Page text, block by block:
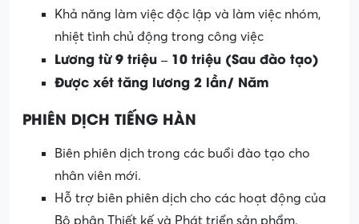
Khả năng làm việc độc lập và làm việc nhóm,
nhiệt tình chủ động trong công việc
Lương từ 9 triệu – 10 triệu (Sau đào tạo)
Được xét tăng lương 2 lần/ Năm
PHIÊN DỊCH TIẾNG HÀN
Biên phiên dịch trong các buổi đào tạo cho
nhân viên mới.
Hỗ trợ biên phiên dịch cho các hoạt động của
Bộ phận Thiết kế và Phát triển sản phẩm.